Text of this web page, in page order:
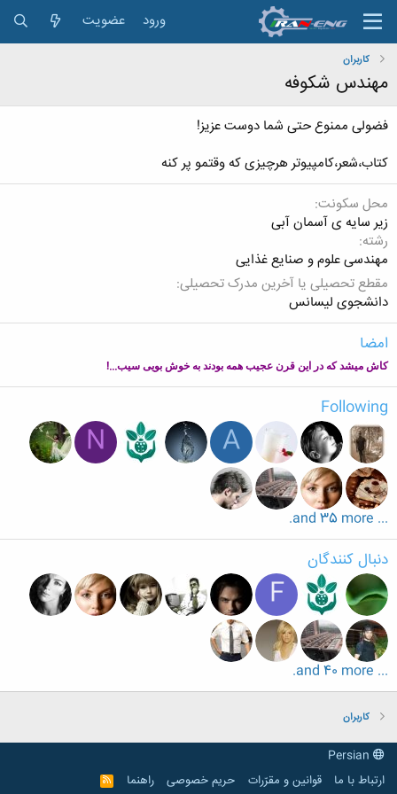
ورود عضویت
کاربران
مهندس شکوفه
فضولی ممنوع حتی شما دوست عزیز!
کتاب،شعر،کامپیوتر هرچیزی که وقتمو پر کنه
محل سکونت
زیر سایه ی آسمان آبی
رشته
مهندسی علوم و صنایع غذایی
مقطع تحصیلی یا آخرین مدرک تحصیلی
دانشجوی لیسانس
امضا
کاش میشد که در این قرن عجیب همه بودند به خوش بویی سیب...!
Following
A
N
... and 35 more.
دنبال کنندگان
F
... and 40 more.
کاربران
ارتباط با ما
قوانین و مقرّرات حریم خصوصی راهنما
R